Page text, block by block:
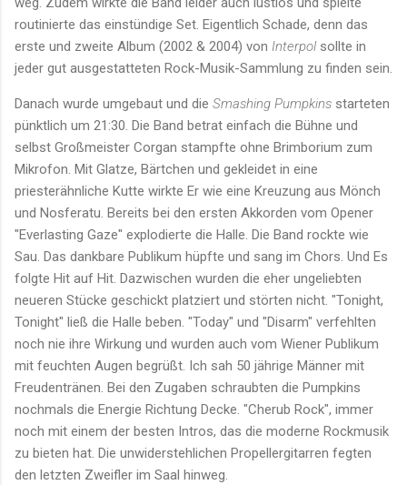
routinierte das einstündige Set. Eigentlich Schade, denn das
erste und zweite Album (2002 & 2004) von Interpolsollte in
jeder gut ausgestatteten Rock-Musik-Sammlung zu finden sein.
Danach wurde umgebaut und die Smashing Pumpkins starteten
pünktlich um 21:30. Die Band betrat einfach die Bühne und
selbst Großmeister Corgan stampfte ohne Brimborium zum
Mikrofon. Mit Glatze, Bärtchen und gekleidet in eine
priesterähnliche Kutte wirkte Er wie eine Kreuzung aus Mönch
und Nosferatu. Bereits bei den ersten Akkorden vom Opener
"Everlasting Gaze" explodierte die Halle. Die Band rockte wie
Sau. Das dankbare Publikum hüpfte und sang im Chors. Und Es
folgte Hit auf Hit. Dazwischen wurden die eher ungeliebten
neueren Stücke geschickt platziert und störten nicht. "Tonight,
Tonight" ließ die Halle beben. "Today" und "Disarm" verfehlten
noch nie ihre Wirkung und wurden auch vom Wiener Publikum
mit feuchten Augen begrüßt. Ich sah 50 jährige Männer mit
Freudentränen. Bei den Zugaben schraubten die Pumpkins
nochmals die Energie Richtung Decke. "Cherub Rock", immer
noch mit einem der besten Intros, das die moderne Rockmusik
zu bieten hat. Die unwiderstehlichen Propellergitarren fegten
den letzten Zweifler im Saal hinweg.